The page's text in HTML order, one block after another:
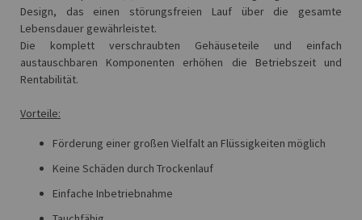
Design, das einen störungsfreien Lauf über die gesamte
Lebensdauer gewährleistet.
Die komplett verschraubten Gehäuseteile und einfach
austauschbaren Komponenten erhöhen die Betriebszeit und
Rentabilität.
Vorteile:
Förderung einer großen Vielfalt an Flüssigkeiten möglich
Keine Schäden durch Trockenlauf
Einfache Inbetriebnahme